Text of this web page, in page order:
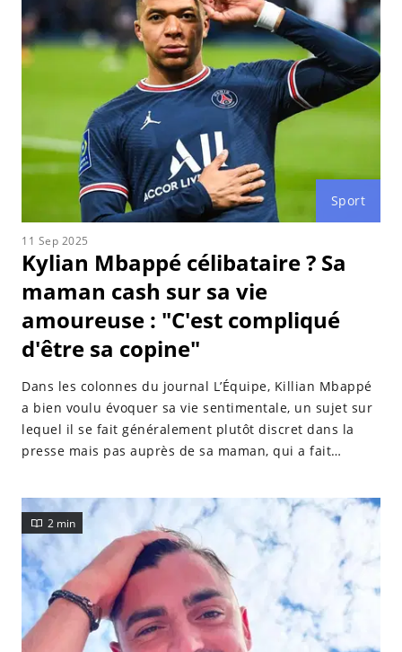
Sport
11 Sep 2025
Kylian Mbappé célibataire ? Sa
maman cash sur sa vie
amoureuse : "C'est compliqué
d'être sa copine"
Dans les colonnes du journal L’Équipe, Killian Mbappé
a bien voulu évoquer sa vie sentimentale, un sujet sur
lequel il se fait généralement plutôt discret dans la
presse mais pas auprès de sa maman, qui a fait
2 min